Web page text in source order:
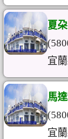
夏
宜
馬
宜